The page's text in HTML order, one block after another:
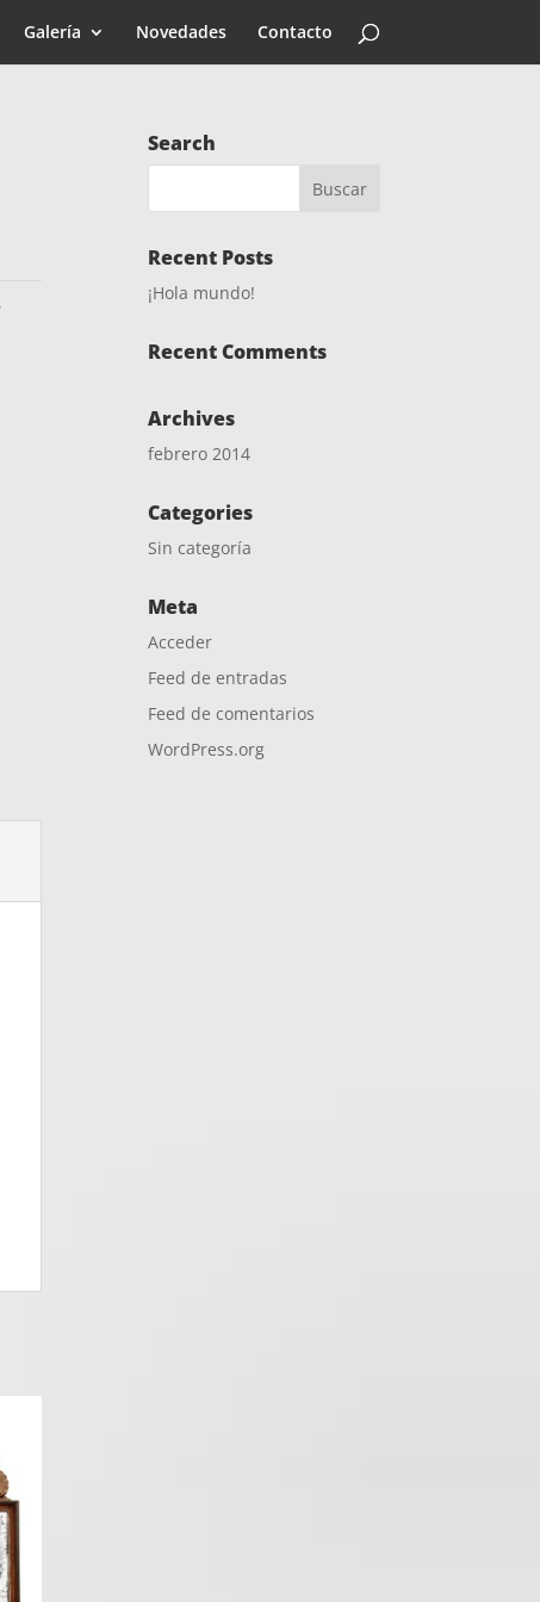
Galería Novedades Contacto
,
Search
Recent Posts
¡Hola mundo!
Recent Comments
Archives
febrero 2014
Categories
Sin categoría
Meta
Acceder
Feed de entradas
Feed de comentarios
WordPress.org